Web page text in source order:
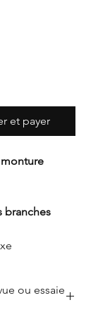
et payer
branches
ou essaie